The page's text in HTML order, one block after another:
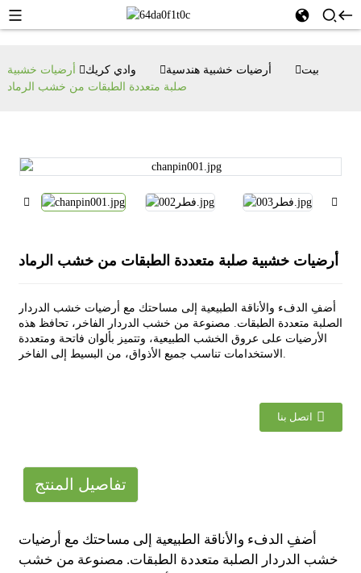
بيت أرضيات خشبية هندسية وادي كريك
أرضيات خشبية
صلبة متعددة الطبقات من خشب الرماد
أرضيات خشبية صلبة متعددة الطبقات من خشب الرماد
أضفِ الدفء والأناقة الطبيعية إلى مساحتك مع أرضيات خشب الدردار
الصلبة متعددة الطبقات. مصنوعة من خشب الدردار الفاخر، تحافظ هذه
الأرضيات على عروق الخشب الطبيعية، وتتميز بألوان فاتحة ومتعددة
الاستخدامات تناسب جميع الأذواق، من البسيط إلى الفاخر.
اتصل بنا
تفاصيل المنتج
أضفِ الدفء والأناقة الطبيعية إلى مساحتك مع أرضيات
خشب الدردار الصلبة متعددة الطبقات. مصنوعة من خشب